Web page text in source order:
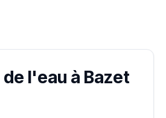
l'eau à Bazet